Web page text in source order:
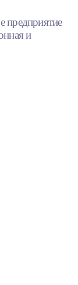
предприятие
и